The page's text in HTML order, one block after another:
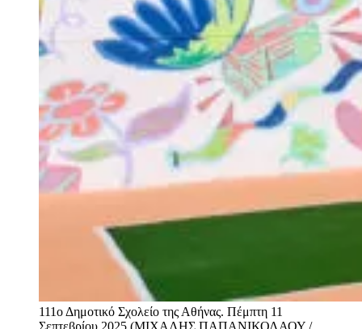
111ο Δημοτικό Σχολείο της Αθήνας. Πέμπτη 11
Σεπτεβρίου 2025 (ΜΙΧΑΛΗΣ ΠΑΠΑΝΙΚΟΛΑΟΥ /